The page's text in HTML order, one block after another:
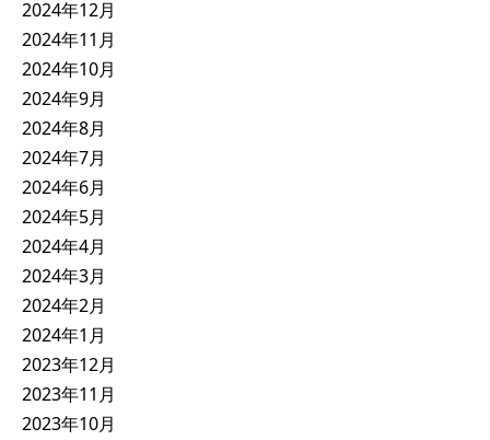
2024年12月
2024年11月
2024年10月
2024年9月
2024年8月
2024年7月
2024年6月
2024年5月
2024年4月
2024年3月
2024年2月
2024年1月
2023年12月
2023年11月
2023年10月